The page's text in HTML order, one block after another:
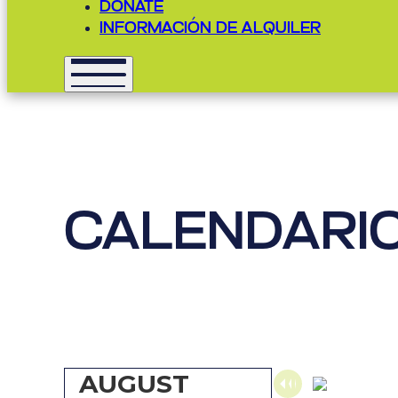
DONATE
INFORMACIÓN DE ALQUILER
AUGUST